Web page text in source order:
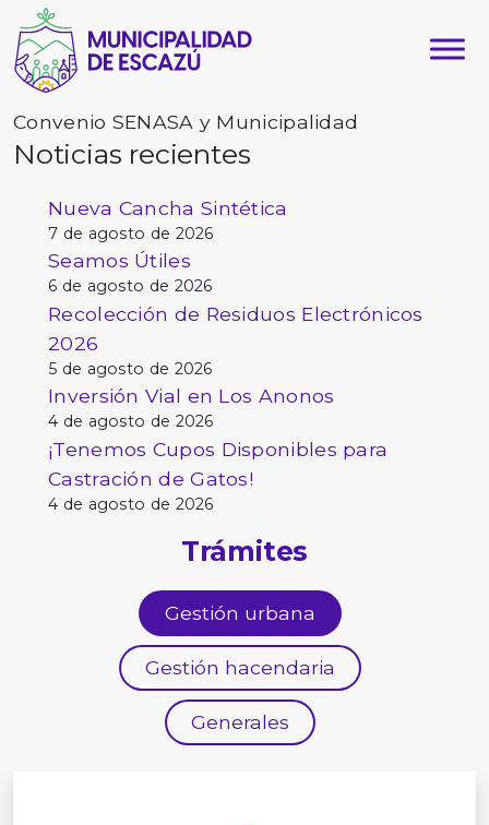
Convenio SENASA y Municipalidad
Noticias recientes
Nueva Cancha Sintética
7 de agosto de 2026
Seamos Útiles
6 de agosto de 2026
Recolección de Residuos Electrónicos
2026
5 de agosto de 2026
Inversión Vial en Los Anonos
4 de agosto de 2026
¡Tenemos Cupos Disponibles para
Castración de Gatos!
4 de agosto de 2026
Trámites
Gestión urbana
Gestión hacendaria
Generales